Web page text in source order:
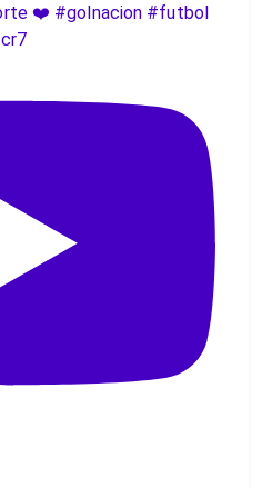
❤️ #golnacion #futbol